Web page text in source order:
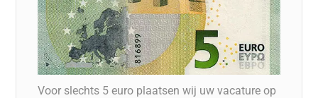
Voor slechts 5 euro plaatsen wij uw vacature op